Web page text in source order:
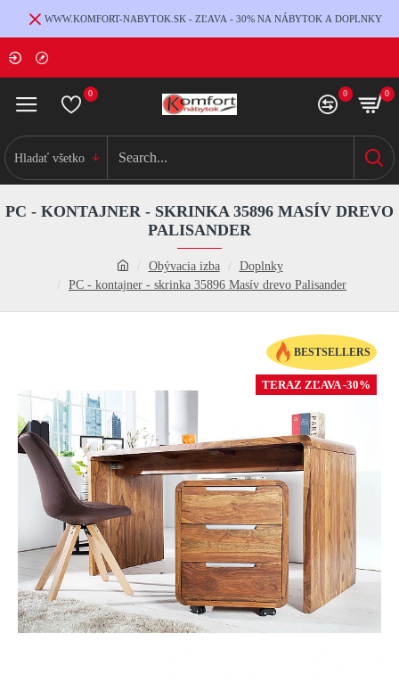
WWW.KOMFORT-NABYTOK.SK - ZĽAVA - 30% NA NÁBYTOK A DOPLNKY
0 0 0
Hladať všetko
Obývacia izba
Doplnky
PC - kontajner - skrinka 35896 Masív drevo Palisander
PC - KONTAJNER - SKRINKA 35896 MASÍV DREVO
PALISANDER
BESTSELLERS
TERAZ ZĽAVA -30%